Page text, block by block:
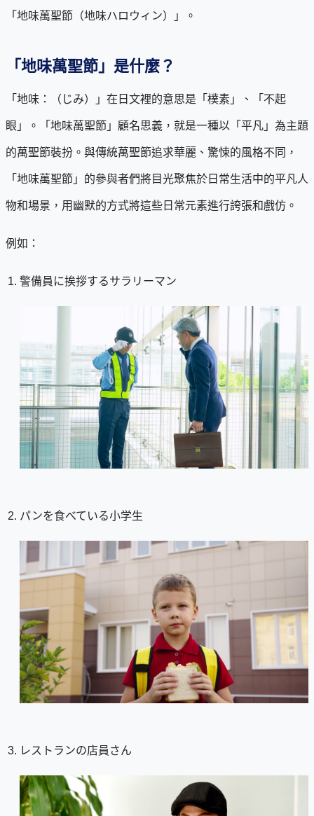
「地味萬聖節（地味ハロウィン）」。
「地味萬聖節」是什麼？
「地味：（じみ）」在日文裡的意思是「樸素」、「不起
眼」。「地味萬聖節」顧名思義，就是一種以「平凡」為主題
的萬聖節裝扮。與傳統萬聖節追求華麗、驚悚的風格不同，
「地味萬聖節」的參與者們將目光聚焦於日常生活中的平凡人
物和場景，用幽默的方式將這些日常元素進行誇張和戲仿。
例如：
警備員に挨拶するサラリーマン
パンを食べている小学生
レストランの店員さん